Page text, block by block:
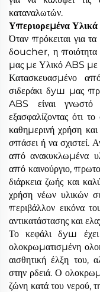
καταναλωτών.
Υπεριορεμένα
Όταν πρόκειται για
δoucher, η ποιότητα
μας με Υλικό ABS με
Κατασκευασμένο
σιδεράκι δуш μας
ABS είναι
εξασφαλίζοντας ότι
καθημερινή χρήση
σπάσει ή να σχιστεί.
από ανακυκλωμένα
από καινούργιο,
διάρκεια ζωής και
χρήση νέων υλικών
περιβάλλον εικόνα
αντικατάστασης και
Το κεφάλι δуш έχει
ολοκρωματισμένη
αισθητική έλξη του,
στην ρδειά. Ο
ζώνη κατά του νερού,